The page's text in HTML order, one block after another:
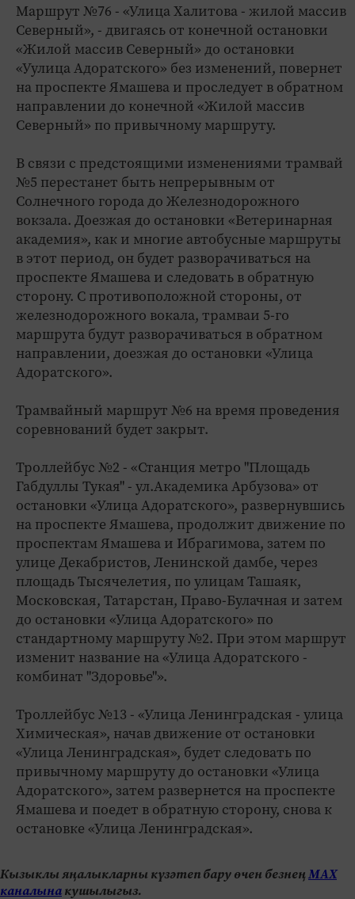
Маршрут №76 - «Улица Халитова - жилой массив
Северный», - двигаясь от конечной остановки
«Жилой массив Северный» до остановки
«Уулица Адоратского» без изменений, повернет
на проспекте Ямашева и проследует в обратном
направлении до конечной «Жилой массив
Северный» по привычному маршруту.
В связи с предстоящими изменениями трамвай
№5 перестанет быть непрерывным от
Солнечного города до Железнодорожного
вокзала. Доезжая до остановки «Ветеринарная
академия», как и многие автобусные маршруты
в этот период, он будет разворачиваться на
проспекте Ямашева и следовать в обратную
сторону. С противоположной стороны, от
железнодорожного вокала, трамваи 5-го
маршрута будут разворачиваться в обратном
направлении, доезжая до остановки «Улица
Адоратского».
Трамвайный маршрут №6 на время проведения
соревнований будет закрыт.
Троллейбус №2 - «Станция метро "Площадь
Габдуллы Тукая" - ул.Академика Арбузова» от
остановки «Улица Адоратского», развернувшись
на проспекте Ямашева, продолжит движение по
проспектам Ямашева и Ибрагимова, затем по
улице Декабристов, Ленинской дамбе, через
площадь Тысячелетия, по улицам Ташаяк,
Московская, Татарстан, Право-Булачная и затем
до остановки «Улица Адоратского» по
стандартному маршруту №2. При этом маршрут
изменит название на «Улица Адоратского -
комбинат "Здоровье"».
Троллейбус №13 - «Улица Ленинградская - улица
Химическая», начав движение от остановки
«Улица Ленинградская», будет следовать по
привычному маршруту до остановки «Улица
Адоратского», затем развернется на проспекте
Ямашева и поедет в обратную сторону, снова к
остановке «Улица Ленинградская».
Кызыклы яңалыкларны күзәтеп бару өчен безнеңМАХ
каналынакушылыгыз.